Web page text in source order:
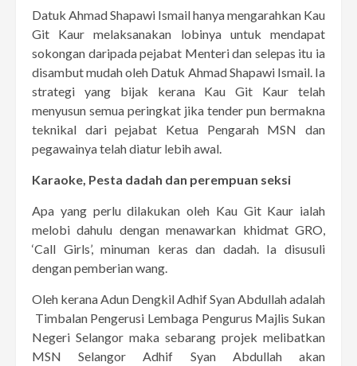
Datuk Ahmad Shapawi Ismail hanya mengarahkan Kau
Git Kaur melaksanakan lobinya untuk mendapat
sokongan daripada pejabat Menteri dan selepas itu ia
disambut mudah oleh Datuk Ahmad Shapawi Ismail. Ia
strategi yang bijak kerana Kau Git Kaur telah
menyusun semua peringkat jika tender pun bermakna
teknikal dari pejabat Ketua Pengarah MSN dan
pegawainya telah diatur lebih awal.
Karaoke, Pesta dadah dan perempuan seksi
Apa yang perlu dilakukan oleh Kau Git Kaur ialah
melobi dahulu dengan menawarkan khidmat GRO,
‘Call Girls’, minuman keras dan dadah. Ia disusuli
dengan pemberian wang.
Oleh kerana Adun Dengkil Adhif Syan Abdullah adalah
Timbalan Pengerusi Lembaga Pengurus Majlis Sukan
Negeri Selangor maka sebarang projek melibatkan
MSN Selangor Adhif Syan Abdullah akan